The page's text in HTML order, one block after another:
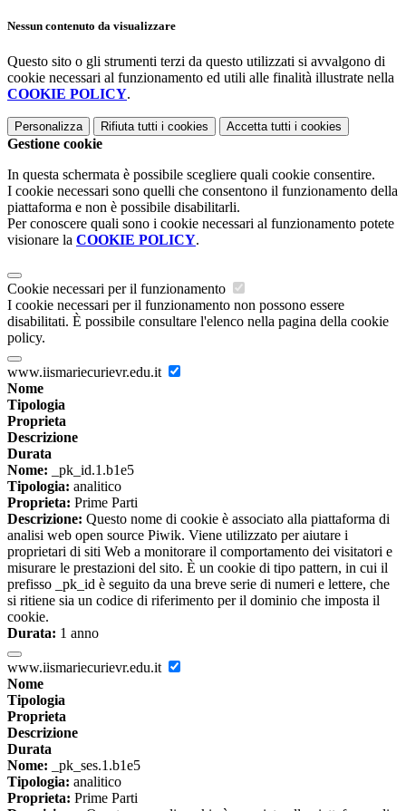
Nessun contenuto da visualizzare
Questo sito o gli strumenti terzi da questo utilizzati si avvalgono di
cookie necessari al funzionamento ed utili alle finalità illustrate nella
COOKIE POLICY.
Personalizza Rifiuta tutti i cookies Accetta tutti i cookies
Gestione cookie
In questa schermata è possibile scegliere quali cookie consentire.
I cookie necessari sono quelli che consentono il funzionamento della
piattaforma e non è possibile disabilitarli.
Per conoscere quali sono i cookie necessari al funzionamento potete
visionare la COOKIE POLICY.
Cookie necessari per il funzionamento
I cookie necessari per il funzionamento non possono essere
disabilitati. È possibile consultare l'elenco nella pagina della cookie
policy.
www.iismariecurievr.edu.it
Nome
Tipologia
Proprieta
Descrizione
Durata
Nome: _pk_id.1.b1e5
Tipologia: analitico
Proprieta: Prime Parti
Descrizione: Questo nome di cookie è associato alla piattaforma di
analisi web open source Piwik. Viene utilizzato per aiutare i
proprietari di siti Web a monitorare il comportamento dei visitatori e
misurare le prestazioni del sito. È un cookie di tipo pattern, in cui il
prefisso _pk_id è seguito da una breve serie di numeri e lettere, che
si ritiene sia un codice di riferimento per il dominio che imposta il
cookie.
Durata: 1 anno
www.iismariecurievr.edu.it
Nome
Tipologia
Proprieta
Descrizione
Durata
Nome: _pk_ses.1.b1e5
Tipologia: analitico
Proprieta: Prime Parti